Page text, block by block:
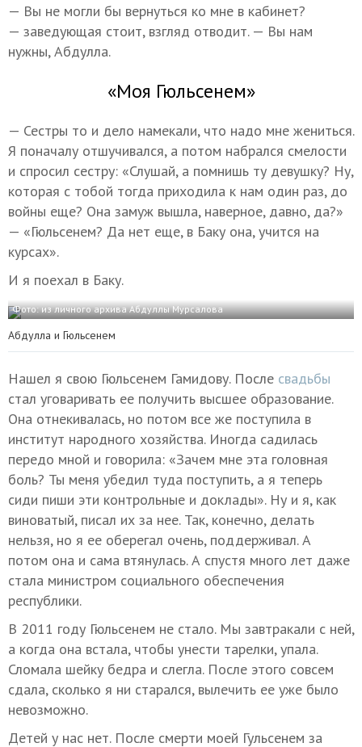
— Вы не могли бы вернуться ко мне в кабинет?
— заведующая стоит, взгляд отводит. — Вы нам
нужны, Абдулла.
«Моя Гюльсенем»
— Сестры то и дело намекали, что надо мне жениться.
Я поначалу отшучивался, а потом набрался смелости
и спросил сестру: «Слушай, а помнишь ту девушку? Ну,
которая с тобой тогда приходила к нам один раз, до
войны еще? Она замуж вышла, наверное, давно, да?»
— «Гюльсенем? Да нет еще, в Баку она, учится на
курсах».
И я поехал в Баку.
Фото: из личного архива Абдуллы Мурсалова
Абдулла и Гюльсенем
Нашел я свою Гюльсенем Гамидову. После свадьбы
стал уговаривать ее получить высшее образование.
Она отнекивалась, но потом все же поступила в
институт народного хозяйства. Иногда садилась
передо мной и говорила: «Зачем мне эта головная
боль? Ты меня убедил туда поступить, а я теперь
сиди пиши эти контрольные и доклады». Ну и я, как
виноватый, писал их за нее. Так, конечно, делать
нельзя, но я ее оберегал очень, поддерживал. А
потом она и сама втянулась. А спустя много лет даже
стала министром социального обеспечения
республики.
В 2011 году Гюльсенем не стало. Мы завтракали с ней,
а когда она встала, чтобы унести тарелки, упала.
Сломала шейку бедра и слегла. После этого совсем
сдала, сколько я ни старался, вылечить ее уже было
невозможно.
Детей у нас нет. После смерти моей Гульсенем за